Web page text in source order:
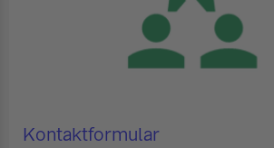
Kontaktformular